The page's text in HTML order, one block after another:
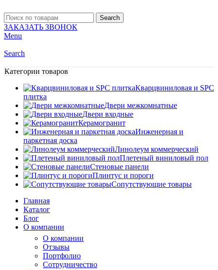
Search
ЗАКАЗАТЬ ЗВОНОК
Menu
Search
Категории товаров
Кварцвиниловая и SPC
плитка
Двери межкомнатные
Двери входные
Керамогранит
Инженерная и
паркетная доска
Линолеум коммерческий
Плетеный виниловый пол
Стеновые панели
Плинтус и пороги
Сопутствующие товары
Главная
Каталог
Блог
О компании
О компании
Отзывы
Портфолио
Сотрудничество